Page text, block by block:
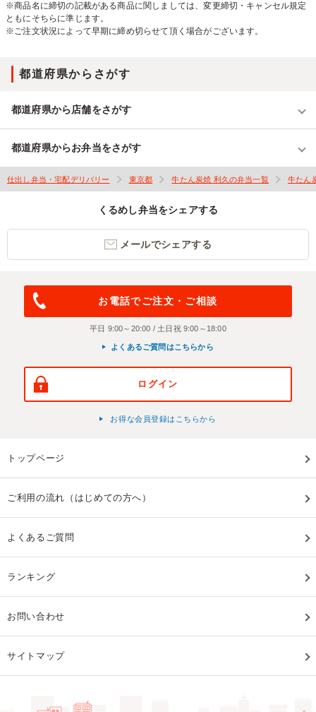
※商品名に締切の記載がある商品に関しましては、変更締切・キャンセル規定
ともにそちらに準じます。
※ご注文状況によって早期に締め切らせて頂く場合がございます。
都道府県からさがす
都道府県から店舗をさがす
都道府県からお弁当をさがす
仕出し弁当・宅配デリバリー 東京都 牛たん炭焼 利久の弁当一覧 牛たん
くるめし弁当をシェアする
メールでシェアする
お電話でご注文・ご相談
平日 9:00～20:00 / 土日祝 9:00～18:00
よくあるご質問はこちらから
ログイン
お得な会員登録はこちらから
トップページ
ご利用の流れ（はじめての方へ）
よくあるご質問
ランキング
お問い合わせ
サイトマップ